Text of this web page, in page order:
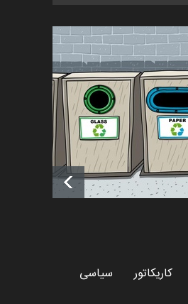
اخبار 6 ماه قبل
تسلیت به همکار | سهراب خیری
اخبار 6 ماه قبل
آغاز دوره‌های تخصصی فصل
تابستان 1405 خانه کاریکات…
اخبار حدود یک ماه قبل
کاریکاتور سیاسی